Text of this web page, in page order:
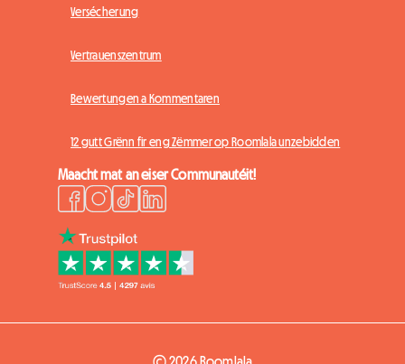
Versécherung
Vertrauenszentrum
Bewertungen a Kommentaren
12 gutt Grënn fir eng Zëmmer op Roomlala unzebidden
Maacht mat an eiser Communautéit!
© 2026 Roomlala